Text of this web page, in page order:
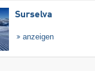
Surselva
anzeigen